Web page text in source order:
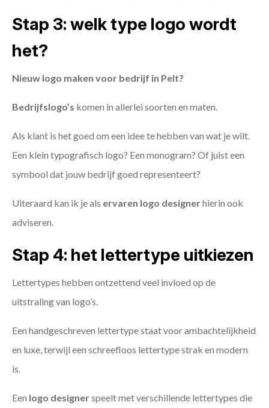
Stap 3: welk type logo wordt
het?
Nieuw logo maken voor bedrijf in Pelt?
Bedrijfslogo’s komen in allerlei soorten en maten.
Als klant is het goed om een idee te hebben van wat je wilt.
Een klein typografisch logo? Een monogram? Of juist een
symbool dat jouw bedrijf goed representeert?
Uiteraard kan ik je als ervaren logo designerhierin ook
adviseren.
Stap 4: het lettertype uitkiezen
Lettertypes hebben ontzettend veel invloed op de
uitstraling van logo’s.
Een handgeschreven lettertype staat voor ambachtelijkheid
en luxe, terwijl een schreefloos lettertype strak en modern
is.
Een logo designerspeelt met verschillende lettertypes die